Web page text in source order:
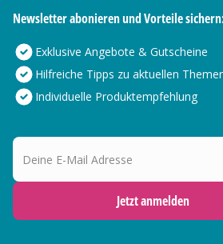
Newsletter abonieren und Vorteile
Exklusive Angebote & Gutscheine
Hilfreiche Tipps zu aktuellen
Individuelle Produktempfehlung
Deine E-Mail Adresse
Jetzt anmelden